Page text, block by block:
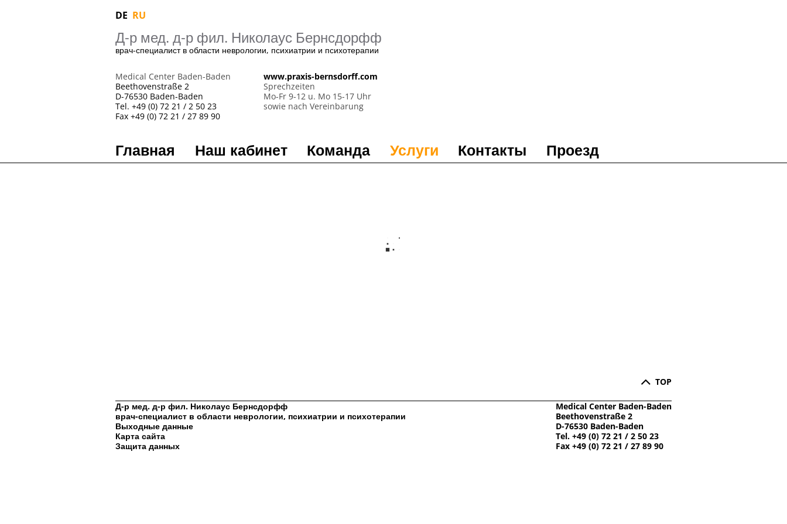
Д-р мед. д-р фил. Николаус Бернсдорфф
врач-специалист в области неврологии, психиатрии и психотерапии
Medical Center Baden-Baden
Beethovenstraße 2
D-76530 Baden-Baden
Tel. +49 (0) 72 21 / 2 50 23
Fax +49 (0) 72 21 / 27 89 90
www.praxis-bernsdorff.com
Sprechzeiten
Mo-Fr 9-12 u. Mo 15-17 Uhr
sowie nach Vereinbarung
Главная Наш кабинет Команда Услуги Контакты Проезд
DE RU
TOP
Д-р мед. д-р фил. Николаус Бернсдорфф
врач-специалист в области неврологии, психиатрии и психотерапии
Выходные данные
Карта сайта
Защита данных
Medical Center Baden-Baden
Beethovenstraße 2
D-76530 Baden-Baden
Tel. +49 (0) 72 21 / 2 50 23
Fax +49 (0) 72 21 / 27 89 90